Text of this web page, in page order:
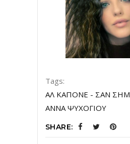
Tags:
ΑΛ ΚΑΠΟΝΕ - ΣΑΝ
ΑΝΝΑ ΨΥΧΟΓΙΟΥ
SHARE: